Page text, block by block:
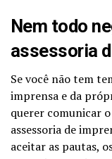
Nem todo
assessoria
Se você não tem
imprensa e da
querer comunicar
assessoria de
aceitar as pautas,